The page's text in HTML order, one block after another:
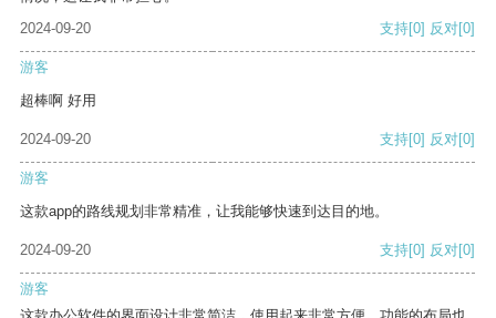
2024-09-20
支持[0] 反对[0]
游客
超棒啊 好用
2024-09-20 支持[0] 反对[0]
游客
这款app的路线规划非常精准，让我能够快速到达目的地。
2024-09-20 支持[0] 反对[0]
游客